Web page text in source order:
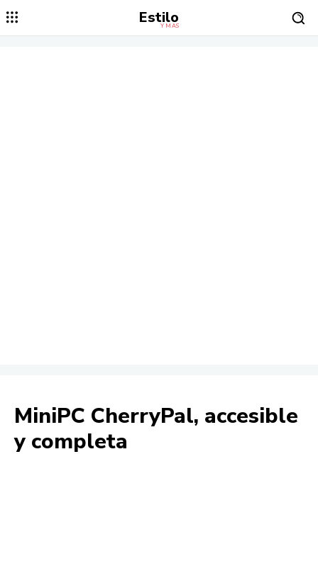
Estilo
Y MÁS
MiniPC CherryPal, accesible
y completa